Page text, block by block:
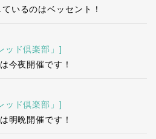
いるのはベッセント！
ッド倶楽部」]
今夜開催です！
ッド倶楽部」]
明晩開催です！